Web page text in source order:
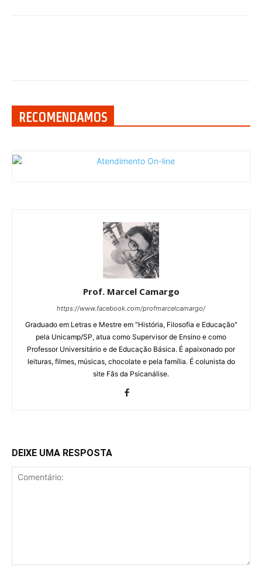
RECOMENDAMOS
Prof. Marcel Camargo
https://www.facebook.com/profmarcelcamargo/
Graduado em Letras e Mestre em "História, Filosofia e Educação"
pela Unicamp/SP, atua como Supervisor de Ensino e como
Professor Universitário e de Educação Básica. É apaixonado por
leituras, filmes, músicas, chocolate e pela família. É colunista do
site Fãs da Psicanálise.
DEIXE UMA RESPOSTA